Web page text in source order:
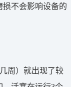
损不会影响设备的
周）就出现了较